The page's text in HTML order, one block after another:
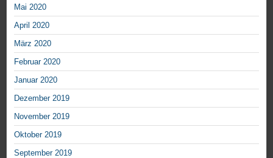
Mai 2020
April 2020
März 2020
Februar 2020
Januar 2020
Dezember 2019
November 2019
Oktober 2019
September 2019